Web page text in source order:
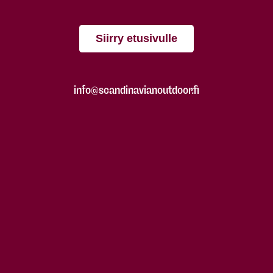
Siirry etusivulle
info@scandinavianoutdoor.fi